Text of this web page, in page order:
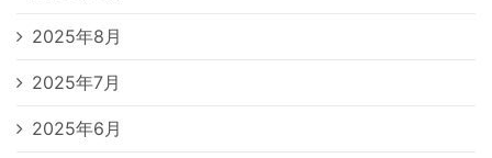
2025年8月
2025年7月
2025年6月